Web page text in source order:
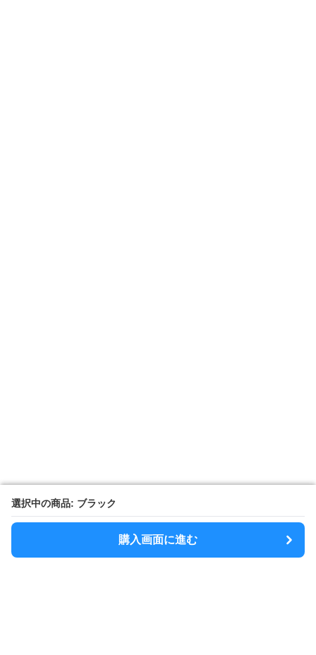
選択中の商品: ブラック
購入画面に進む
選択中の商品: ブラック
購入画面に進む